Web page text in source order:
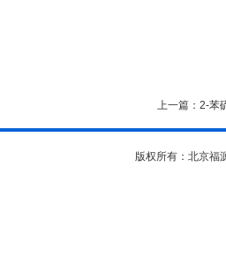
上一篇： 2-苯
版权所有：北京福